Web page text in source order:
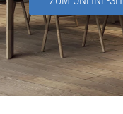
Showroom
Über uns
Kontakt